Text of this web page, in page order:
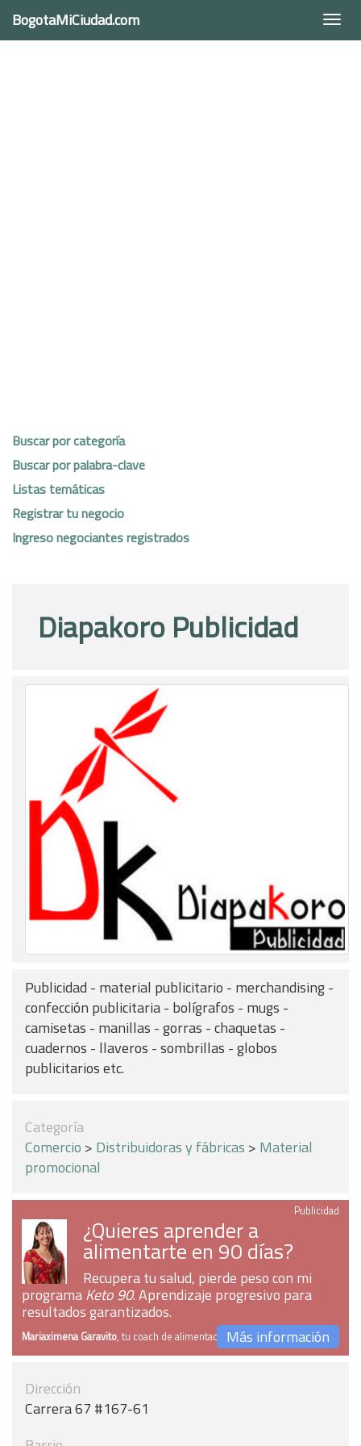
BogotaMiCiudad.com
Buscar por categoría
Buscar por palabra-clave
Listas temáticas
Registrar tu negocio
Ingreso negociantes registrados
Diapakoro Publicidad
Publicidad - material publicitario - merchandising -
confección publicitaria - bolígrafos - mugs -
camisetas - manillas - gorras - chaquetas -
cuadernos - llaveros - sombrillas - globos
publicitarios etc.
Categoría
Comercio > Distribuidoras y fábricas > Material
promocional
Publicidad
¿Quieres aprender a
alimentarte en 90 días?
Recupera tu salud, pierde peso con mi
programaKeto 90. Aprendizaje progresivo para
resultados garantizados.
Mariaximena Garavito, tu coach de alimentaciónMás información
Dirección
Carrera 67 #167-61